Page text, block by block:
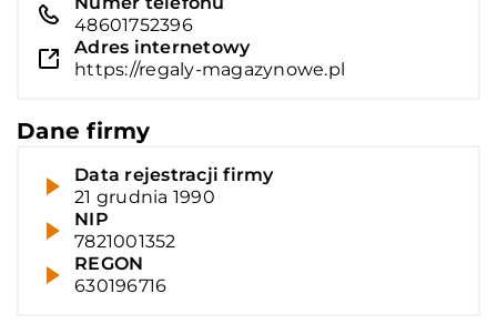
48601752396
Adres internetowy
https://regaly-magazynowe.pl
Dane firmy
Data rejestracji firmy
21 grudnia 1990
NIP
7821001352
REGON
630196716